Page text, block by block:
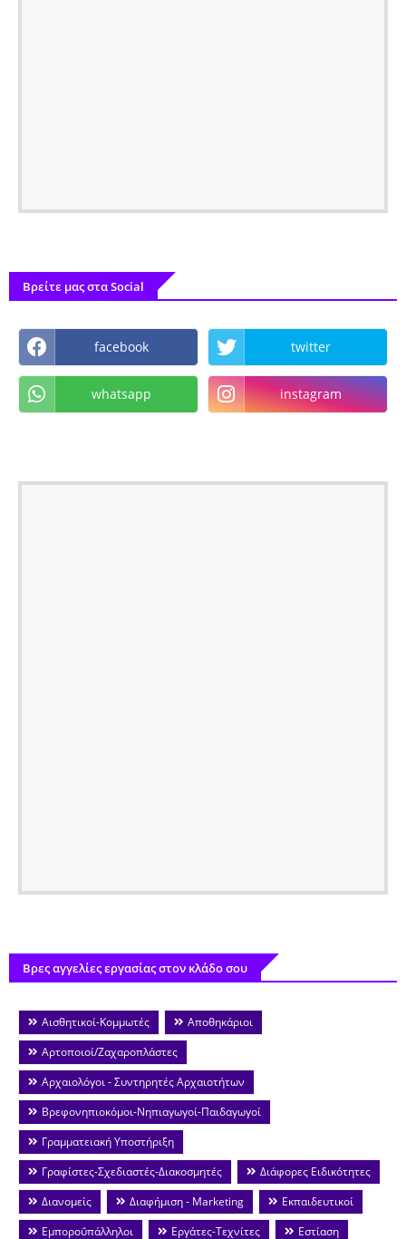
Βρείτε μας στα Social
facebook twitter
whatsapp instagram
Βρες αγγελίες εργασίας στον κλάδο σου
Αισθητικοί-Κομμωτές
Αποθηκάριοι
Αρτοποιοί/Ζαχαροπλάστες
Αρχαιολόγοι - Συντηρητές Αρχαιοτήτων
Βρεφονηπιοκόμοι-Νηπιαγωγοί-Παιδαγωγοί
Γραμματειακή Υποστήριξη
Γραφίστες-Σχεδιαστές-Διακοσμητές
Διάφορες Ειδικότητες
Διανομείς
Διαφήμιση - Marketing
Εκπαιδευτικοί
Εμποροΰπάλληλοι
Εργάτες-Τεχνίτες Εστίαση